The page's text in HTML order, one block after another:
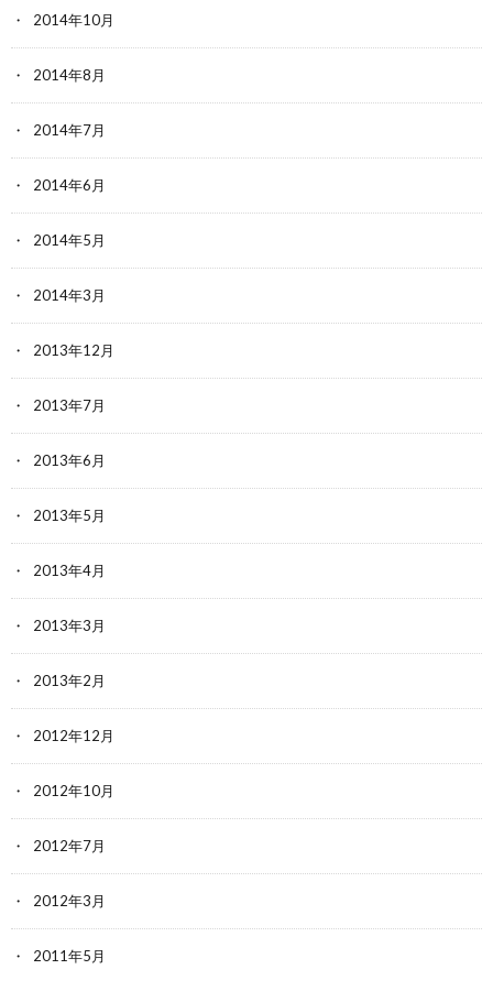
2014年10月
2014年8月
2014年7月
2014年6月
2014年5月
2014年3月
2013年12月
2013年7月
2013年6月
2013年5月
2013年4月
2013年3月
2013年2月
2012年12月
2012年10月
2012年7月
2012年3月
2011年5月